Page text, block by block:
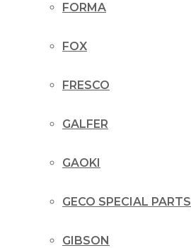
FORMA
FOX
FRESCO
GALFER
GAOKI
GECO SPECIAL PARTS
GIBSON